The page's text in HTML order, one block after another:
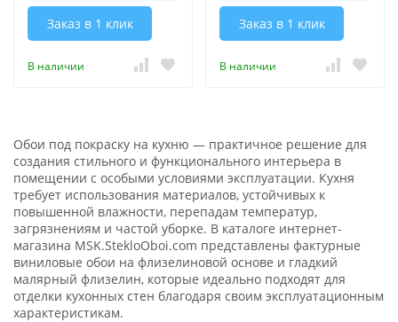
Заказ в 1 клик
В наличии
Заказ в 1 клик
В наличии
Обои под покраску на кухню — практичное решение для
создания стильного и функционального интерьера в
помещении с особыми условиями эксплуатации. Кухня
требует использования материалов, устойчивых к
повышенной влажности, перепадам температур,
загрязнениям и частой уборке. В каталоге интернет-
магазина MSK.StekloOboi.com представлены фактурные
виниловые обои на флизелиновой основе и гладкий
малярный флизелин, которые идеально подходят для
отделки кухонных стен благодаря своим эксплуатационным
характеристикам.